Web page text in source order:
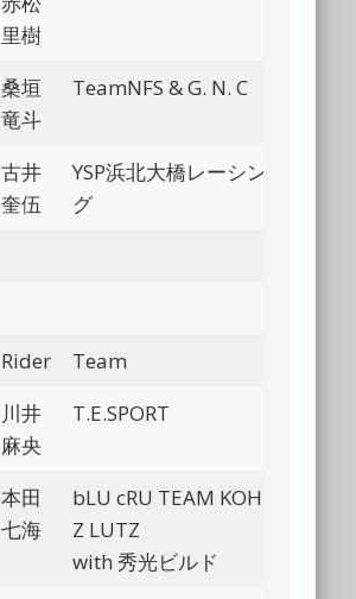
里樹
桑垣
竜斗
TeamNFS & G. N. C
古井
奎伍
YSP浜北大橋レーシン
グ
Rider Team
川井
麻央
T.E.SPORT
本田
七海
bLU cRU TEAM KOH-
Z LUTZ
with 秀光ビルド